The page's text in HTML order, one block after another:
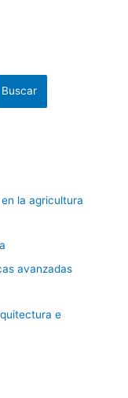
Buscar
la agricultura
avanzadas
e